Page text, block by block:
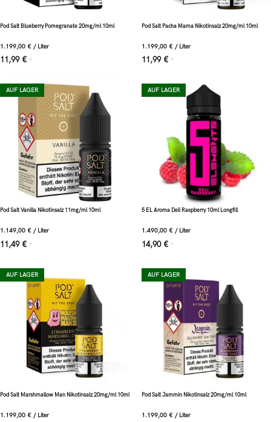
Pod Salt Blueberry Pomegranate 20mg/ml 10ml
1.199,00 € / Liter
11,99 € *
Pod Salt Pacha Mama Nikotinsalz 20mg/ml 10ml
1.199,00 € / Liter
11,99 € *
AUF LAGER
Pod Salt Vanilla Nikotinsalz 11mg/ml 10ml
1.149,00 € / Liter
11,49 € *
AUF LAGER
5 EL Aroma Deli Raspberry 10ml Longfill
1.490,00 € / Liter
14,90 € *
AUF LAGER
Pod Salt Marshmallow Man Nikotinsalz 20mg/ml 10ml
1.199,00 € / Liter
AUF LAGER
Pod Salt Jammin Nikotinsalz 20mg/ml 10ml
1.199,00 € / Liter